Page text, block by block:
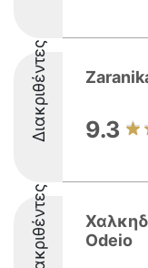
Διακριθέντες 9.3
Διακριθέντες
Odeio